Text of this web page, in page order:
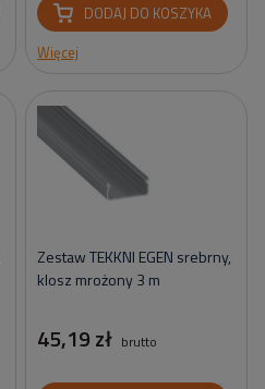
DODAJ DO KOSZYKA
Więcej
Zestaw TEKKNI EGEN srebrny,
klosz mrożony 3 m
45,19 zł brutto